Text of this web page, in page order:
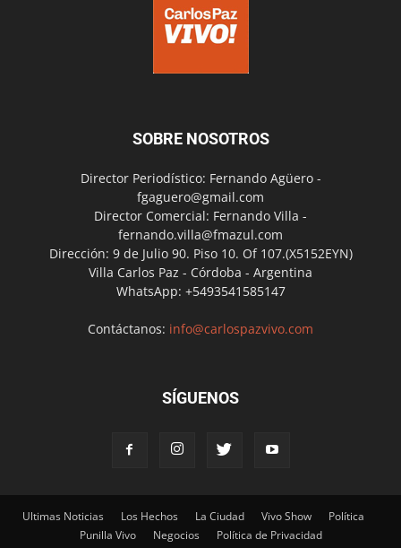
SOBRE NOSOTROS
Director Periodístico: Fernando Agüero -
fgaguero@gmail.com
Director Comercial: Fernando Villa -
fernando.villa@fmazul.com
Dirección: 9 de Julio 90. Piso 10. Of 107.(X5152EYN)
Villa Carlos Paz - Córdoba - Argentina
WhatsApp: +5493541585147
Contáctanos: info@carlospazvivo.com
SÍGUENOS
Ultimas Noticias Los Hechos La Ciudad Vivo Show
Política
Punilla Vivo
Negocios Política de Privacidad